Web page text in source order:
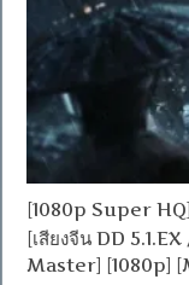
[1080p Super
[เสียงจีน DD
Master] [1080p]